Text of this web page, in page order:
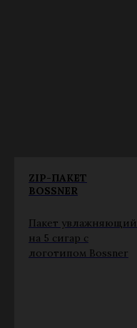
ZIP-ПАКЕТ
BOSSNER
Пакет увлажняющий
на 5 сигар с
логотипом Bossner